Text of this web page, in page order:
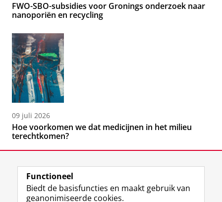
FWO-SBO-subsidies voor Gronings onderzoek naar
nanoporiën en recycling
09 juli 2026
Hoe voorkomen we dat medicijnen in het milieu
terechtkomen?
Functioneel
Biedt de basisfuncties en maakt gebruik van
geanonimiseerde cookies.